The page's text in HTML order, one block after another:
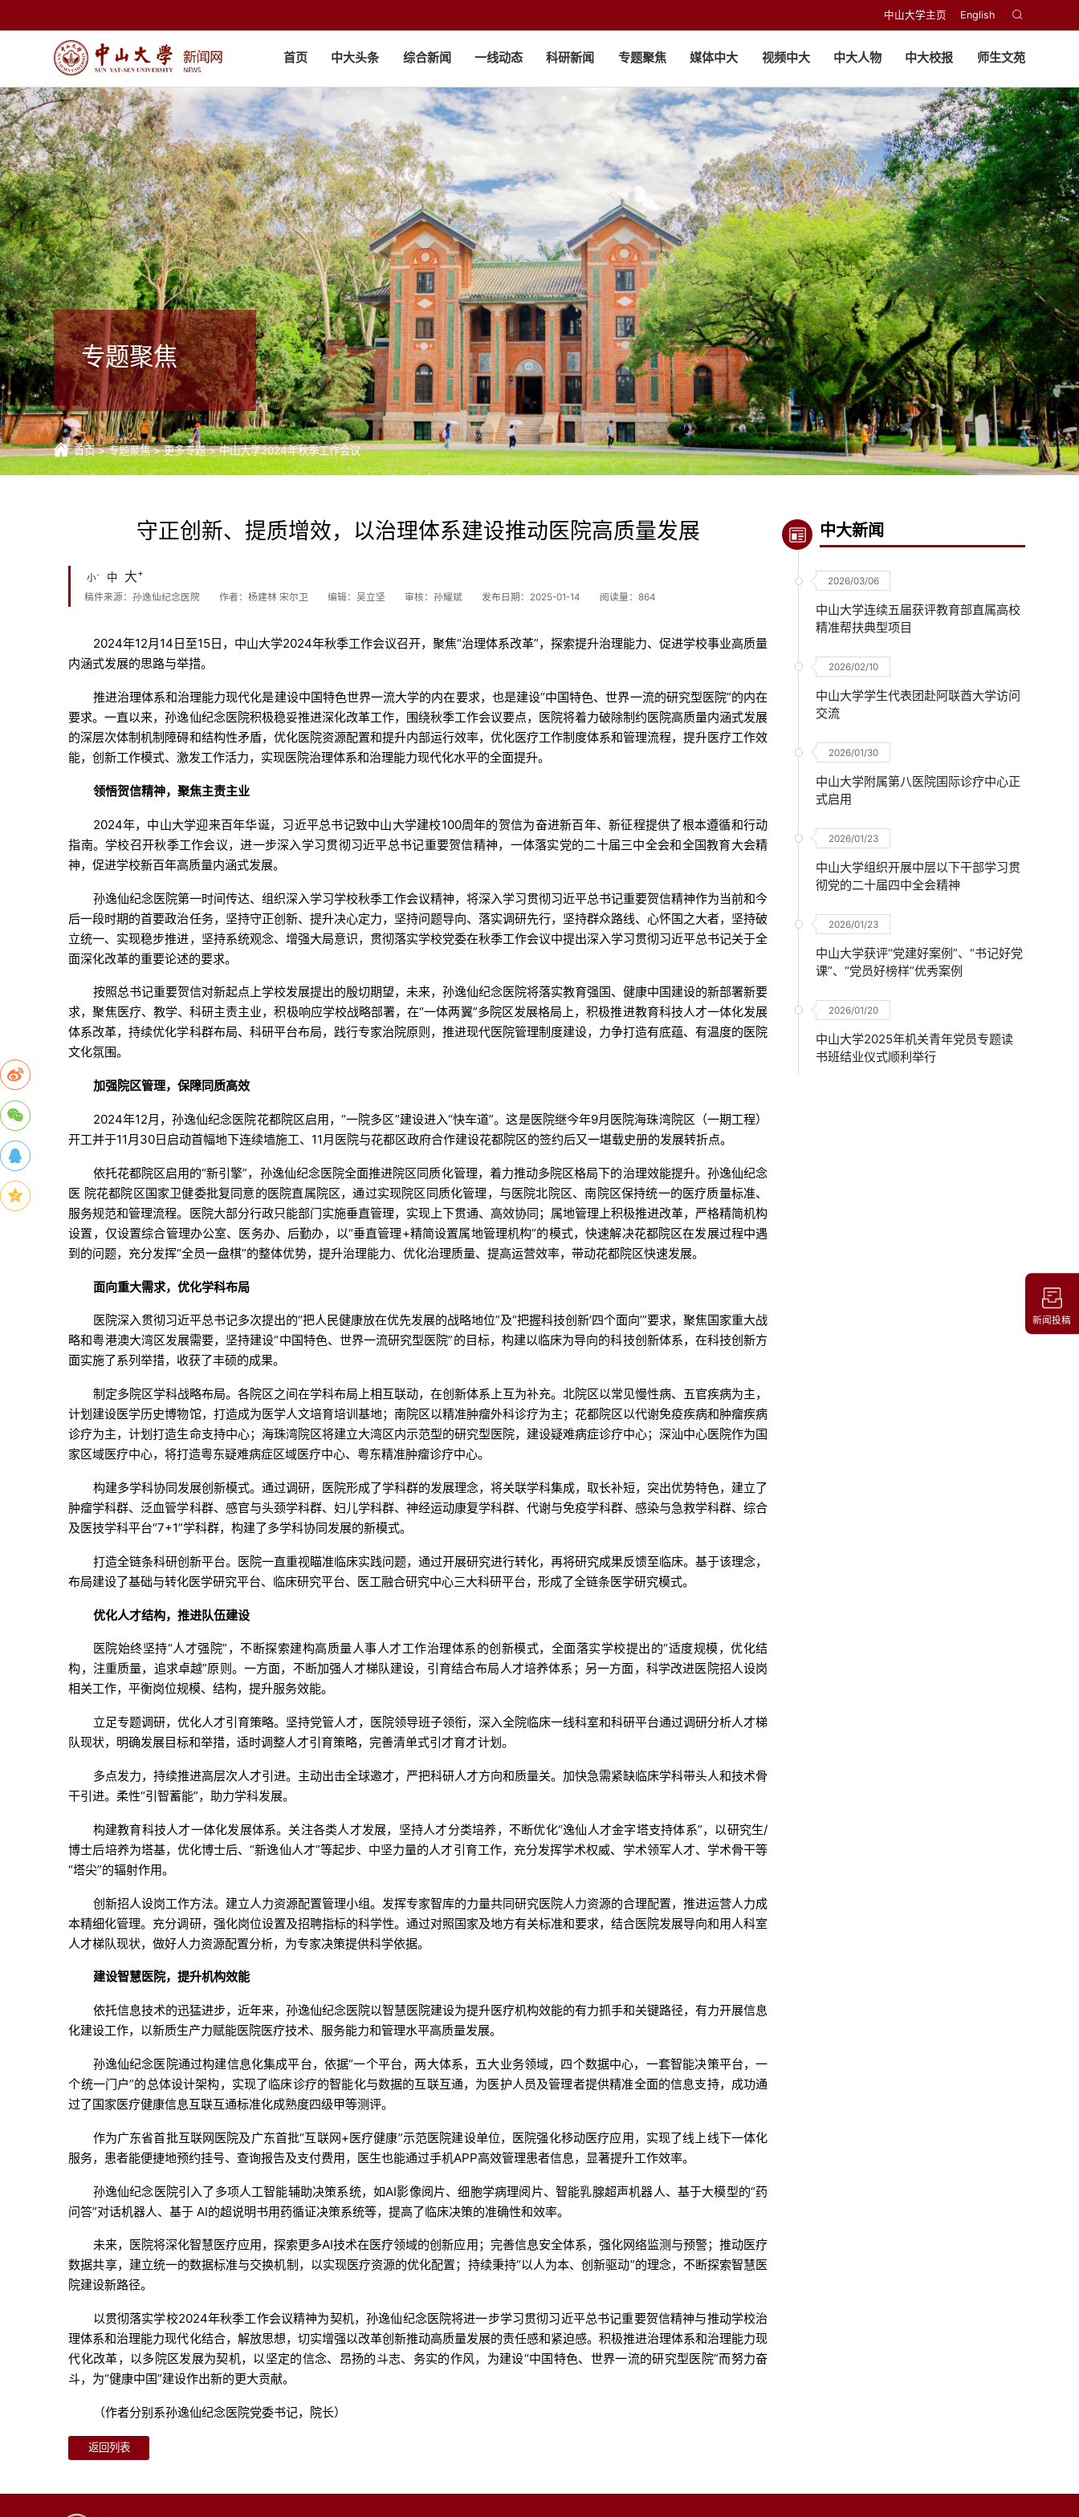
中山大学主页 English
首页 中大头条 综合新闻 一线动态 科研新闻 专题聚焦 媒体中大 视频中大 中大人物 中大校报 师生文苑
专题聚焦
首页>专题聚焦>更多专题>中山大学2024年秋季工作会议
守正创新、提质增效，以治理体系建设推动医院高质量发展
小- 中 大+
稿件来源：孙逸仙纪念医院 作者：杨建林 宋尔卫 编辑：吴立坚 审核：孙耀斌 发布日期：2025-01-14 阅读量：864
2024年12月14日至15日，中山大学2024年秋季工作会议召开，聚焦“治理体系改革”，探索提升治理能力、促进学校事业高质量
内涵式发展的思路与举措。
推进治理体系和治理能力现代化是建设中国特色世界一流大学的内在要求，也是建设“中国特色、世界一流的研究型医院”的内在
要求。一直以来，孙逸仙纪念医院积极稳妥推进深化改革工作，围绕秋季工作会议要点，医院将着力破除制约医院高质量内涵式发展
的深层次体制机制障碍和结构性矛盾，优化医院资源配置和提升内部运行效率，优化医疗工作制度体系和管理流程，提升医疗工作效
能，创新工作模式、激发工作活力，实现医院治理体系和治理能力现代化水平的全面提升。
领悟贺信精神，聚焦主责主业
2024年，中山大学迎来百年华诞，习近平总书记致中山大学建校100周年的贺信为奋进新百年、新征程提供了根本遵循和行动
指南。学校召开秋季工作会议，进一步深入学习贯彻习近平总书记重要贺信精神，一体落实党的二十届三中全会和全国教育大会精
神，促进学校新百年高质量内涵式发展。
孙逸仙纪念医院第一时间传达、组织深入学习学校秋季工作会议精神，将深入学习贯彻习近平总书记重要贺信精神作为当前和今
后一段时期的首要政治任务，坚持守正创新、提升决心定力，坚持问题导向、落实调研先行，坚持群众路线、心怀国之大者，坚持破
立统一、实现稳步推进，坚持系统观念、增强大局意识，贯彻落实学校党委在秋季工作会议中提出深入学习贯彻习近平总书记关于全
面深化改革的重要论述的要求。
按照总书记重要贺信对新起点上学校发展提出的殷切期望，未来，孙逸仙纪念医院将落实教育强国、健康中国建设的新部署新要
求，聚焦医疗、教学、科研主责主业，积极响应学校战略部署，在“一体两翼”多院区发展格局上，积极推进教育科技人才一体化发展
体系改革，持续优化学科群布局、科研平台布局，践行专家治院原则，推进现代医院管理制度建设，力争打造有底蕴、有温度的医院
文化氛围。
加强院区管理，保障同质高效
2024年12月，孙逸仙纪念医院花都院区启用，“一院多区”建设进入“快车道”。这是医院继今年9月医院海珠湾院区（一期工程）
开工并于11月30日启动首幅地下连续墙施工、11月医院与花都区政府合作建设花都院区的签约后又一堪载史册的发展转折点。
依托花都院区启用的“新引擎”，孙逸仙纪念医院全面推进院区同质化管理，着力推动多院区格局下的治理效能提升。孙逸仙纪念
医 院花都院区国家卫健委批复同意的医院直属院区，通过实现院区同质化管理，与医院北院区、南院区保持统一的医疗质量标准、
服务规范和管理流程。医院大部分行政只能部门实施垂直管理，实现上下贯通、高效协同；属地管理上积极推进改革，严格精简机构
设置，仅设置综合管理办公室、医务办、后勤办，以“垂直管理+精简设置属地管理机构”的模式，快速解决花都院区在发展过程中遇
到的问题，充分发挥“全员一盘棋”的整体优势，提升治理能力、优化治理质量、提高运营效率，带动花都院区快速发展。
面向重大需求，优化学科布局
医院深入贯彻习近平总书记多次提出的“把人民健康放在优先发展的战略地位”及“把握科技创新‘四个面向’”要求，聚焦国家重大战
略和粤港澳大湾区发展需要，坚持建设“中国特色、世界一流研究型医院”的目标，构建以临床为导向的科技创新体系，在科技创新方
面实施了系列举措，收获了丰硕的成果。
制定多院区学科战略布局。各院区之间在学科布局上相互联动，在创新体系上互为补充。北院区以常见慢性病、五官疾病为主，
计划建设医学历史博物馆，打造成为医学人文培育培训基地；南院区以精准肿瘤外科诊疗为主；花都院区以代谢免疫疾病和肿瘤疾病
诊疗为主，计划打造生命支持中心；海珠湾院区将建立大湾区内示范型的研究型医院，建设疑难病症诊疗中心；深汕中心医院作为国
家区域医疗中心，将打造粤东疑难病症区域医疗中心、粤东精准肿瘤诊疗中心。
构建多学科协同发展创新模式。通过调研，医院形成了学科群的发展理念，将关联学科集成，取长补短，突出优势特色，建立了
肿瘤学科群、泛血管学科群、感官与头颈学科群、妇儿学科群、神经运动康复学科群、代谢与免疫学科群、感染与急救学科群、综合
及医技学科平台“7+1”学科群，构建了多学科协同发展的新模式。
打造全链条科研创新平台。医院一直重视瞄准临床实践问题，通过开展研究进行转化，再将研究成果反馈至临床。基于该理念，
布局建设了基础与转化医学研究平台、临床研究平台、医工融合研究中心三大科研平台，形成了全链条医学研究模式。
优化人才结构，推进队伍建设
医院始终坚持“人才强院”，不断探索建构高质量人事人才工作治理体系的创新模式，全面落实学校提出的“适度规模，优化结
构，注重质量，追求卓越”原则。一方面，不断加强人才梯队建设，引育结合布局人才培养体系；另一方面，科学改进医院招人设岗
相关工作，平衡岗位规模、结构，提升服务效能。
立足专题调研，优化人才引育策略。坚持党管人才，医院领导班子领衔，深入全院临床一线科室和科研平台通过调研分析人才梯
队现状，明确发展目标和举措，适时调整人才引育策略，完善清单式引才育才计划。
多点发力，持续推进高层次人才引进。主动出击全球邀才，严把科研人才方向和质量关。加快急需紧缺临床学科带头人和技术骨
干引进。柔性“引智蓄能”，助力学科发展。
构建教育科技人才一体化发展体系。关注各类人才发展，坚持人才分类培养，不断优化“逸仙人才金字塔支持体系”，以研究生/
博士后培养为塔基，优化博士后、“新逸仙人才”等起步、中坚力量的人才引育工作，充分发挥学术权威、学术领军人才、学术骨干等
“塔尖”的辐射作用。
创新招人设岗工作方法。建立人力资源配置管理小组。发挥专家智库的力量共同研究医院人力资源的合理配置，推进运营人力成
本精细化管理。充分调研，强化岗位设置及招聘指标的科学性。通过对照国家及地方有关标准和要求，结合医院发展导向和用人科室
人才梯队现状，做好人力资源配置分析，为专家决策提供科学依据。
建设智慧医院，提升机构效能
依托信息技术的迅猛进步，近年来，孙逸仙纪念医院以智慧医院建设为提升医疗机构效能的有力抓手和关键路径，有力开展信息
化建设工作，以新质生产力赋能医院医疗技术、服务能力和管理水平高质量发展。
孙逸仙纪念医院通过构建信息化集成平台，依据“一个平台，两大体系，五大业务领域，四个数据中心，一套智能决策平台，一
个统一门户”的总体设计架构，实现了临床诊疗的智能化与数据的互联互通，为医护人员及管理者提供精准全面的信息支持，成功通
过了国家医疗健康信息互联互通标准化成熟度四级甲等测评。
作为广东省首批互联网医院及广东首批“互联网+医疗健康”示范医院建设单位，医院强化移动医疗应用，实现了线上线下一体化
服务，患者能便捷地预约挂号、查询报告及支付费用，医生也能通过手机APP高效管理患者信息，显著提升工作效率。
孙逸仙纪念医院引入了多项人工智能辅助决策系统，如AI影像阅片、细胞学病理阅片、智能乳腺超声机器人、基于大模型的“药
问答”对话机器人、基于 AI的超说明书用药循证决策系统等，提高了临床决策的准确性和效率。
未来，医院将深化智慧医疗应用，探索更多AI技术在医疗领域的创新应用；完善信息安全体系，强化网络监测与预警；推动医疗
数据共享，建立统一的数据标准与交换机制，以实现医疗资源的优化配置；持续秉持“以人为本、创新驱动”的理念，不断探索智慧医
院建设新路径。
以贯彻落实学校2024年秋季工作会议精神为契机，孙逸仙纪念医院将进一步学习贯彻习近平总书记重要贺信精神与推动学校治
理体系和治理能力现代化结合，解放思想，切实增强以改革创新推动高质量发展的责任感和紧迫感。积极推进治理体系和治理能力现
代化改革，以多院区发展为契机，以坚定的信念、昂扬的斗志、务实的作风，为建设“中国特色、世界一流的研究型医院”而努力奋
斗，为“健康中国”建设作出新的更大贡献。
（作者分别系孙逸仙纪念医院党委书记，院长）
返回列表
中大新闻
2026/03/06
中山大学连续五届获评教育部直属高校
精准帮扶典型项目
2026/02/10
中山大学学生代表团赴阿联酋大学访问
交流
2026/01/30
中山大学附属第八医院国际诊疗中心正
式启用
2026/01/23
中山大学组织开展中层以下干部学习贯
彻党的二十届四中全会精神
2026/01/23
中山大学获评“党建好案例”、“书记好党
课”、“党员好榜样”优秀案例
2026/01/20
中山大学2025年机关青年党员专题读
书班结业仪式顺利举行
新闻投稿